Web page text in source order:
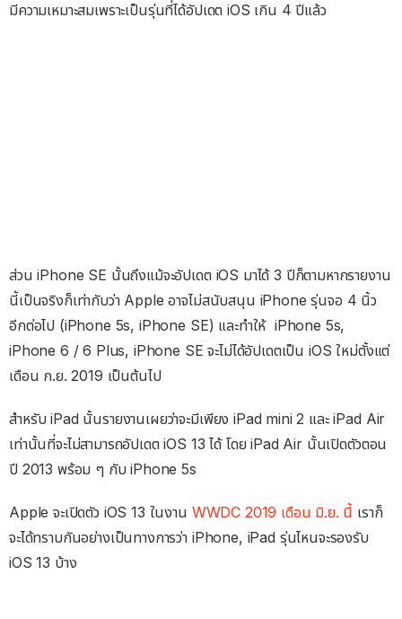
มีความเหมาะสมเพราะเป็นรุ่นที่ได้อัปเดต iOS เกิน 4 ปีแล้ว
ส่วน iPhone SE นั้นถึงแม้จะอัปเดต iOS มาได้ 3 ปีก็ตามหากรายงาน
นี้เป็นจริงก็เท่ากับว่า Apple อาจไม่สนับสนุน iPhone รุ่นจอ 4 นิ้ว
อีกต่อไป (iPhone 5s, iPhone SE) และทำให้ iPhone 5s,
iPhone 6 / 6 Plus, iPhone SE จะไม่ได้อัปเดตเป็น iOS ใหม่ตั้งแต่
เดือน ก.ย. 2019 เป็นต้นไป
สำหรับ iPad นั้นรายงานเผยว่าจะมีเพียง iPad mini 2 และ iPad Air
เท่านั้นที่จะไม่สามารถอัปเดต iOS 13 ได้ โดย iPad Air นั้นเปิดตัวตอน
ปี 2013 พร้อม ๆ กับ iPhone 5s
Apple จะเปิดตัว iOS 13 ในงาน WWDC 2019 เดือน มิ.ย. นี้ เราก็
จะได้ทราบกันอย่างเป็นทางการว่า iPhone, iPad รุ่นไหนจะรองรับ
iOS 13 บ้าง